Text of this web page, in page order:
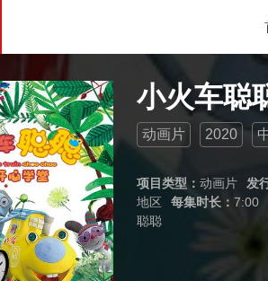
小火车聪
动画片 2020
项目类型： 动画片 发
地区
每集时长： 7:00
聪聪